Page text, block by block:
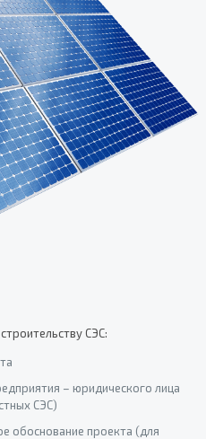
СЭС:
– юридического лица
СЭС)
обоснование проекта (для